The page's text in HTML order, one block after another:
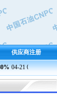
供应商注册
04-21 09:23 兰州石化